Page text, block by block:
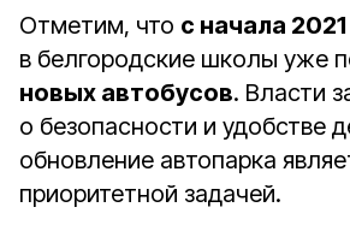
Отметим, что с начала
в белгородские школы уже
новых автобусов. Власти
о безопасности и удобстве
обновление автопарка
приоритетной задачей.